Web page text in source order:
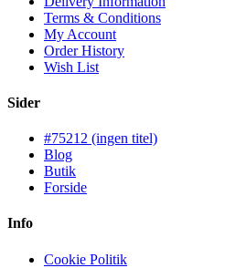
Terms & Conditions
My Account
Order History
Wish List
Sider
#75212 (ingen titel)
Blog
Butik
Forside
Info
Cookie Politik